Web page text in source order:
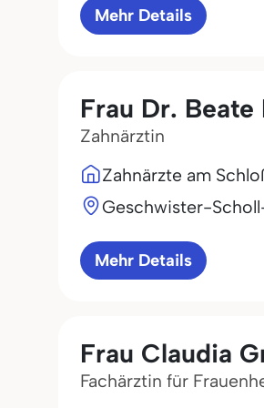
Mehr Details
Frau Dr.
Zahnärztin
Zahnärzte am
Geschwister-
Mehr Details
Frau Claudia
Fachärztin für